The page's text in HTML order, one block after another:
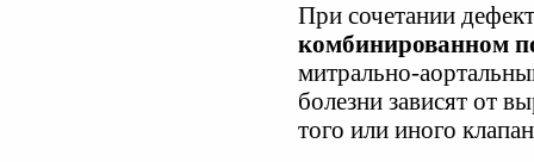
При сочетании
комбинированном
митрально-
болезни зависят от
того или иного